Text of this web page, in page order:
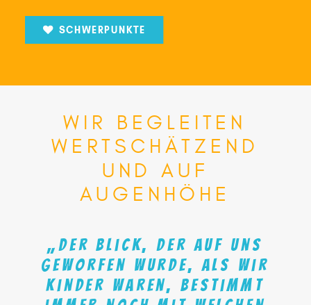
SCHWERPUNKTE
WIR
BEGLEITEN
WERTSCHÄTZEND
UND
AUF
AUGENHÖHE
„Der Blick, der auf uns
geworfen wurde, als wir
Kinder waren, bestimmt